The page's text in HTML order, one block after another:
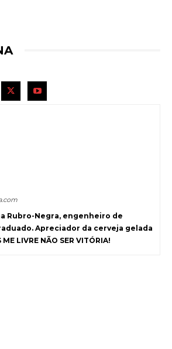
Rubro-Negra, engenheiro de
Apreciador da cerveja gelada
LIVRE NÃO SER VITÓRIA!